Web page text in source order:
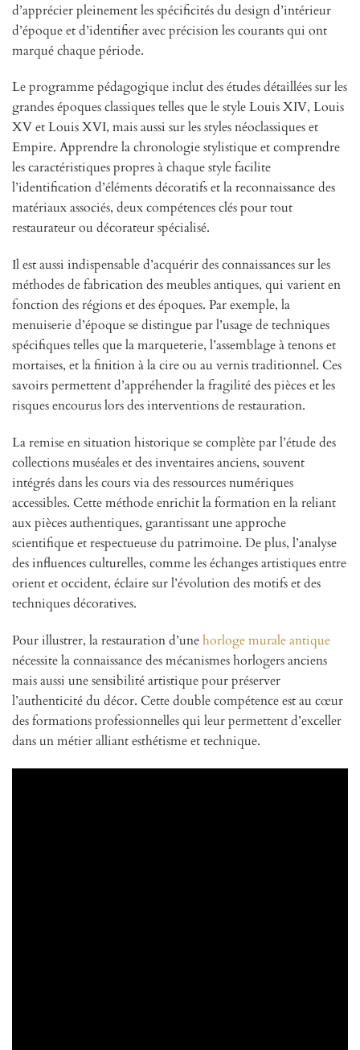
d’apprécier pleinement les spécificités du design d’intérieur
d’époque et d’identifier avec précision les courants qui ont
marqué chaque période.
Le programme pédagogique inclut des études détaillées sur les
grandes époques classiques telles que le style Louis XIV, Louis
XV et Louis XVI, mais aussi sur les styles néoclassiques et
Empire. Apprendre la chronologie stylistique et comprendre
les caractéristiques propres à chaque style facilite
l’identification d’éléments décoratifs et la reconnaissance des
matériaux associés, deux compétences clés pour tout
restaurateur ou décorateur spécialisé.
Il est aussi indispensable d’acquérir des connaissances sur les
méthodes de fabrication des meubles antiques, qui varient en
fonction des régions et des époques. Par exemple, la
menuiserie d’époque se distingue par l’usage de techniques
spécifiques telles que la marqueterie, l’assemblage à tenons et
mortaises, et la finition à la cire ou au vernis traditionnel. Ces
savoirs permettent d’appréhender la fragilité des pièces et les
risques encourus lors des interventions de restauration.
La remise en situation historique se complète par l’étude des
collections muséales et des inventaires anciens, souvent
intégrés dans les cours via des ressources numériques
accessibles. Cette méthode enrichit la formation en la reliant
aux pièces authentiques, garantissant une approche
scientifique et respectueuse du patrimoine. De plus, l’analyse
des influences culturelles, comme les échanges artistiques entre
orient et occident, éclaire sur l’évolution des motifs et des
techniques décoratives.
Pour illustrer, la restauration d’unehorloge murale antique
nécessite la connaissance des mécanismes horlogers anciens
mais aussi une sensibilité artistique pour préserver
l’authenticité du décor. Cette double compétence est au cœur
des formations professionnelles qui leur permettent d’exceller
dans un métier alliant esthétisme et technique.